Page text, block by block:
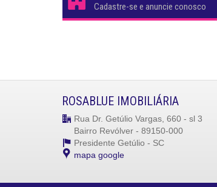
Cadastre-se e anuncie conosco
ROSABLUE IMOBILIÁRIA
Rua Dr. Getúlio Vargas, 660 - sl 3
Bairro Revólver - 89150-000
Presidente Getúlio - SC
mapa google